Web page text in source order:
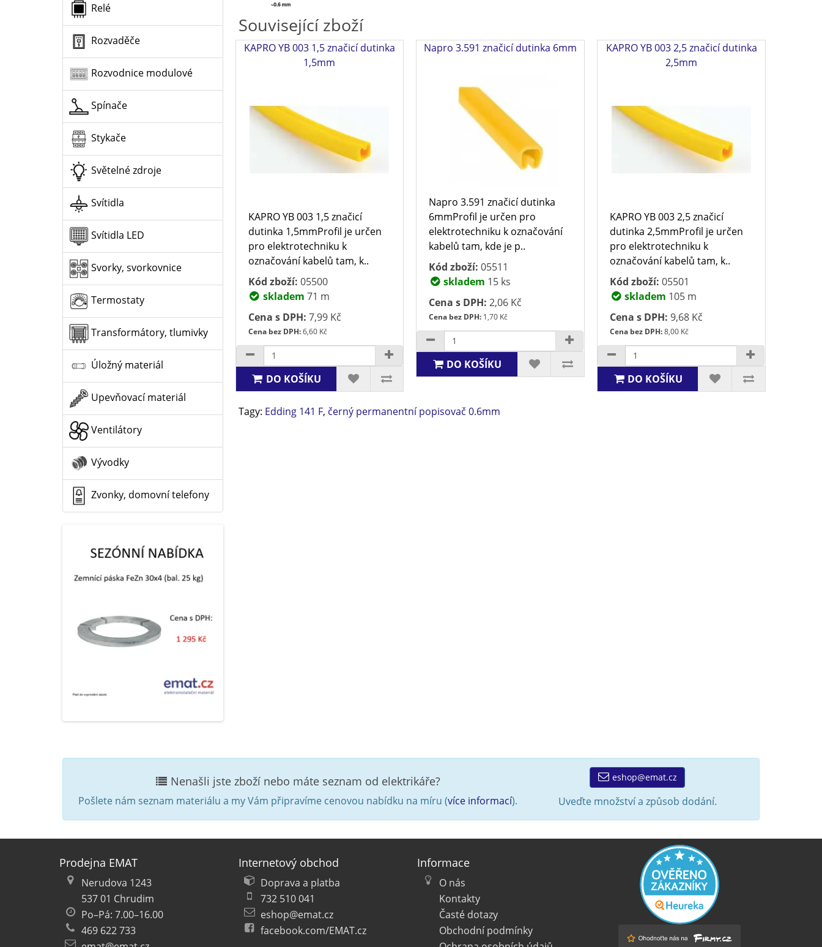
Relé
Rozvaděče
Rozvodnice modulové
Spínače
Stykače
Světelné zdroje
Svítidla
Svítidla LED
Svorky, svorkovnice
Termostaty
Transformátory, tlumivky
Úložný materiál
Upevňovací materiál
Ventilátory
Vývodky
Zvonky, domovní telefony
Související zboží
KAPRO YB 003 1,5 značicí dutinka
1,5mm
KAPRO YB 003 1,5 značicí
dutinka 1,5mmProfil je určen
pro elektrotechniku k
označování kabelů tam, k..
Kód zboží: 05500
skladem 71 m
Cena s DPH: 7,99 Kč
Cena bez DPH:6,60 Kč
DO KOŠÍKU
Napro 3.591 značicí dutinka 6mm
Napro 3.591 značicí dutinka
6mmProfil je určen pro
elektrotechniku k označování
kabelů tam, kde je p..
Kód zboží: 05511
skladem 15 ks
Cena s DPH: 2,06 Kč
Cena bez DPH: 1,70 Kč
DO KOŠÍKU
KAPRO YB 003 2,5 značicí dutinka
2,5mm
KAPRO YB 003 2,5 značicí
dutinka 2,5mmProfil je určen
pro elektrotechniku k
označování kabelů tam, k..
Kód zboží: 05501
skladem 105 m
Cena s DPH: 9,68 Kč
Cena bez DPH:8,00 Kč
DO KOŠÍKU
Tagy: Edding 141 F, černý permanentní popisovač 0.6mm
Nenašli jste zboží nebo máte seznam od elektrikáře?
Pošlete nám seznam materiálu a my Vám připravíme cenovou nabídku na míru (více informací).
eshop@emat.cz
Uveďte množství a způsob dodání.
Prodejna EMAT
Nerudova 1243
537 01 Chrudim
Po–Pá: 7.00–16.00
469 622 733
Internetový obchod
Doprava a platba
732 510 041
eshop@emat.cz
facebook.com/EMAT.cz
Informace
O nás
Kontakty
Časté dotazy
Obchodní podmínky